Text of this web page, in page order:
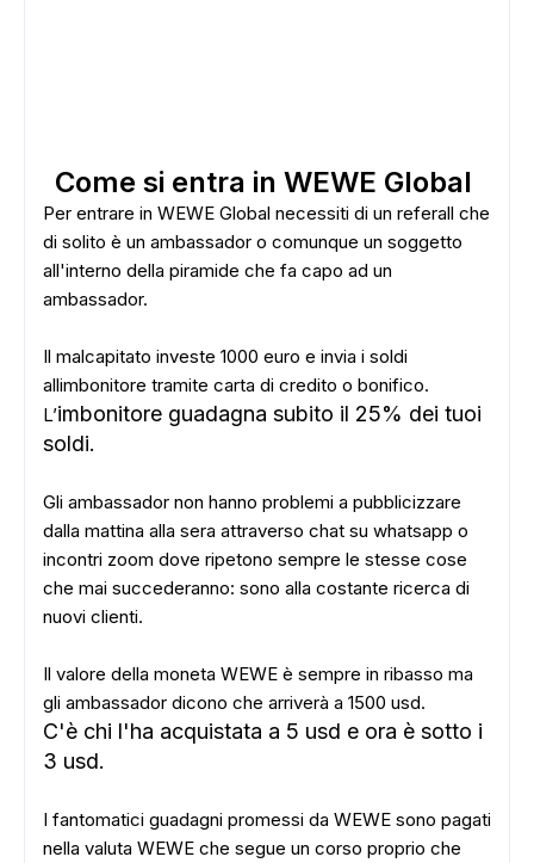
Come si entra in WEWE Global
Per entrare in WEWE Global necessiti di un referall che
di solito è un ambassador o comunque un soggetto
all'interno della piramide che fa capo ad un
ambassador.
Il malcapitato investe 1000 euro e invia i soldi
allimbonitore tramite carta di credito o bonifico.
L’imbonitore guadagna subito il 25% dei tuoi
soldi.
Gli ambassador non hanno problemi a pubblicizzare
dalla mattina alla sera attraverso chat su whatsapp o
incontri zoom dove ripetono sempre le stesse cose
che mai succederanno: sono alla costante ricerca di
nuovi clienti.
Il valore della moneta WEWE è sempre in ribasso ma
gli ambassador dicono che arriverà a 1500 usd.
C'è chi l'ha acquistata a 5 usd e ora è sotto i
3 usd.
I fantomatici guadagni promessi da WEWE sono pagati
nella valuta WEWE che segue un corso proprio che